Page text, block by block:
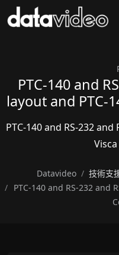
PTC-140 and
layout and PTC-
PTC-140 and RS-232
Datavideo 技術支
PTC-140 and RS-232 and